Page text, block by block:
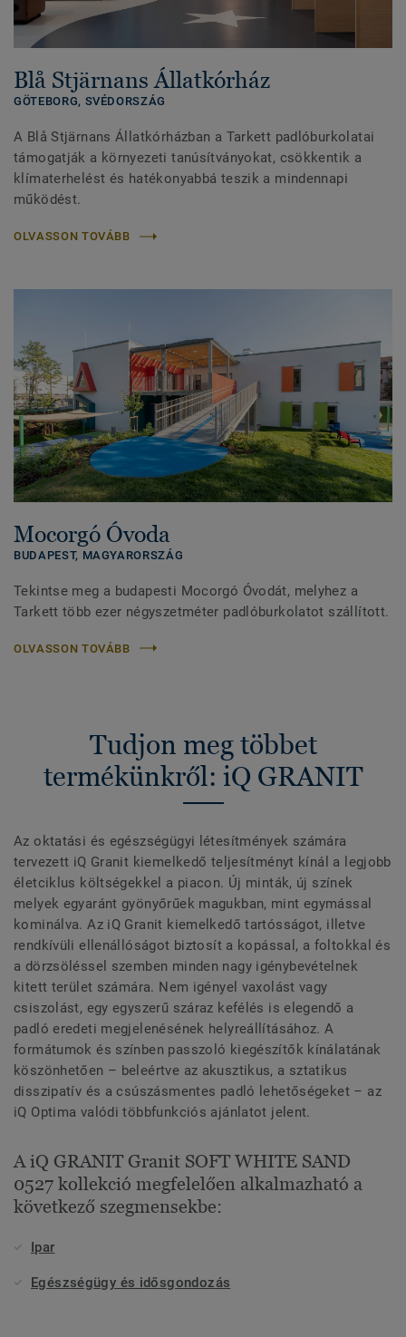
Blå Stjärnans Állatkórház
GÖTEBORG, SVÉDORSZÁG
A Blå Stjärnans Állatkórházban a Tarkett padlóburkolatai
támogatják a környezeti tanúsítványokat, csökkentik a
klímaterhelést és hatékonyabbá teszik a mindennapi
működést.
OLVASSON TOVÁBB
Mocorgó Óvoda
BUDAPEST, MAGYARORSZÁG
Tekintse meg a budapesti Mocorgó Óvodát, melyhez a
Tarkett több ezer négyszetméter padlóburkolatot szállított.
OLVASSON TOVÁBB
Tudjon meg többet
termékünkről: iQ GRANIT
Az oktatási és egészségügyi létesítmények számára
tervezett iQ Granit kiemelkedő teljesítményt kínál a legjobb
életciklus költségekkel a piacon. Új minták, új színek
melyek egyaránt gyönyőrűek magukban, mint egymással
kominálva. Az iQ Granit kiemelkedő tartósságot, illetve
rendkívüli ellenállóságot biztosít a kopással, a foltokkal és
a dörzsöléssel szemben minden nagy igénybevételnek
kitett terület számára. Nem igényel vaxolást vagy
csiszolást, egy egyszerű száraz kefélés is elegendő a
padló eredeti megjelenésének helyreállításához. A
formátumok és színben passzoló kiegészítők kínálatának
köszönhetően – beleértve az akusztikus, a sztatikus
disszipatív és a csúszásmentes padló lehetőségeket – az
iQ Optima valódi többfunkciós ajánlatot jelent.
A iQ GRANIT Granit SOFT WHITE SAND
0527 kollekció megfelelően alkalmazható a
következő szegmensekbe:
Ipar
Egészségügy és idősgondozás